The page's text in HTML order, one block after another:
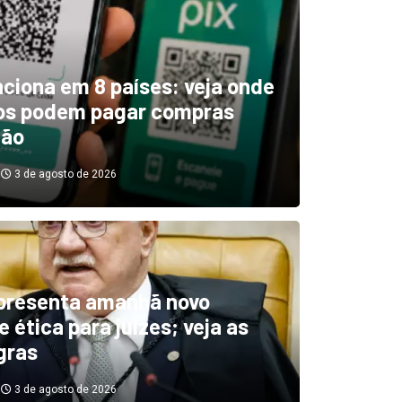
indica El Niño
diminuindo chuvas e
secas de rios
3 de agosto de 2026
em 8 países: veja onde
podem pagar compras
3 de agosto de 2026
amanhã novo
ética para juízes; veja as
3 de agosto de 2026